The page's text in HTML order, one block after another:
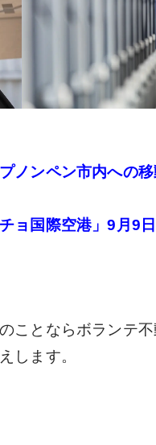
ノンペン市内への
ョ国際空港」9月9
ことならボランテ
します。